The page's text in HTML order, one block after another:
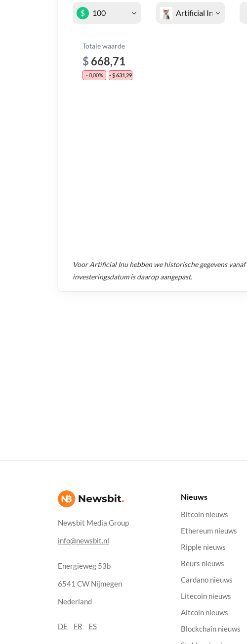
$
Totale waarde
$ 668,71
- 0,00% - $ 631,29
VoorArtificial Inuhebben we historische gegevens vanaf
investeringsdatum is daarop aangepast.
Newsbit Media Group
info@newsbit.nl
Energieweg 53b
6541 CW Nijmegen
Nederland
DE FR ES
Nieuws
Bitcoin nieuws
Ethereum nieuws
Ripple nieuws
Beurs nieuws
Cardano nieuws
Litecoin nieuws
Altcoin nieuws
Blockchain nieuws